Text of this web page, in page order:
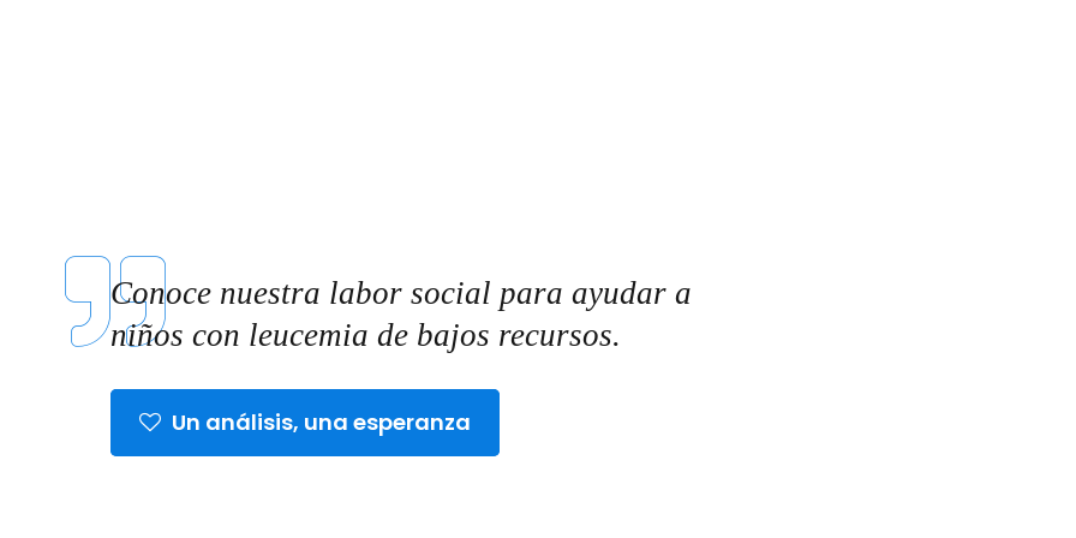
Conoce nuestra labor social para ayudar a
niños con leucemia de bajos recursos.
Un análisis, una esperanza